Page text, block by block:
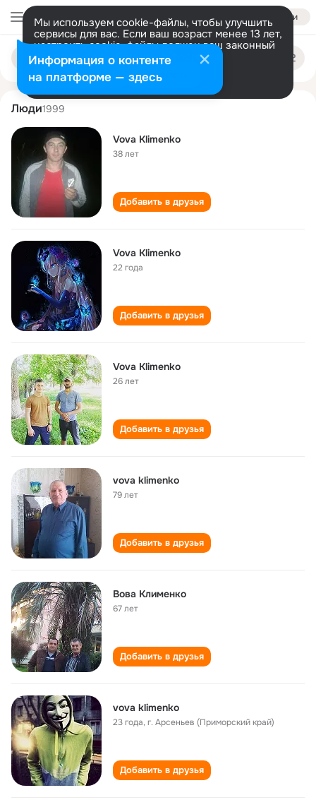
Войти
Мы используем cookie-файлы, чтобы улучшить
сервисы для вас. Если ваш возраст менее 13 лет,
настроить cookie-файлы должен ваш законный
представитель. Больше информации
Разрешить все Настроить
Поиск
людям
vova klimenko
Люди1999
Vova Klimenko
38 лет
Добавить в друзья
Vova Klimenko
22 года
Добавить в друзья
Vova Klimenko
26 лет
Добавить в друзья
vova klimenko
79 лет
Добавить в друзья
Вова Клименко
67 лет
Добавить в друзья
vova klimenko
23 года,г. Арсеньев (Приморский край)
Добавить в друзья
Информация о контенте
на платформе — здесь